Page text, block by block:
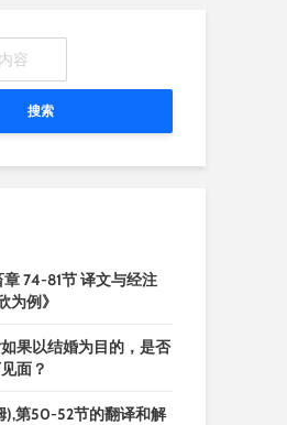
搜索
章 74-81节 译文与经注
为例》
果以结婚为目的，是否
面？
),第50-52节的翻译和解